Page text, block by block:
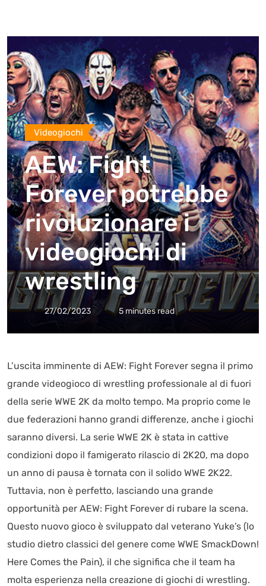
Videogiochi
AEW: Fight
Forever potrebbe
rivoluzionare i
videogiochi di
wrestling
27/02/2023 5 minutes read
L’uscita imminente di AEW: Fight Forever segna il primo
grande videogioco di wrestling professionale al di fuori
della serie WWE 2K da molto tempo. Ma proprio come le
due federazioni hanno grandi differenze, anche i giochi
saranno diversi. La serie WWE 2K è stata in cattive
condizioni dopo il famigerato rilascio di 2K20, ma dopo
un anno di pausa è tornata con il solido WWE 2K22.
Tuttavia, non è perfetto, lasciando una grande
opportunità per AEW: Fight Forever di rubare la scena.
Questo nuovo gioco è sviluppato dal veterano Yuke’s (lo
studio dietro classici del genere come WWE SmackDown!
Here Comes the Pain), il che significa che il team ha
molta esperienza nella creazione di giochi di wrestling.